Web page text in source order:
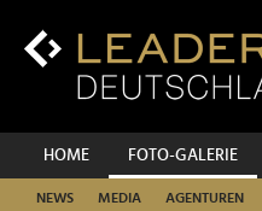
Inhalt
Hauptnavigation
HOME FOTO-GALERIE
NEWS MEDIA AGENTUREN